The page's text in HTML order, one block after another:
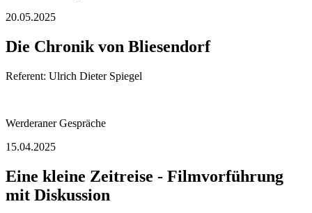
20.05.2025
Die Chronik von Bliesendorf
Referent: Ulrich Dieter Spiegel
Werderaner Gespräche
15.04.2025
Eine kleine Zeitreise - Filmvorführung
mit Diskussion